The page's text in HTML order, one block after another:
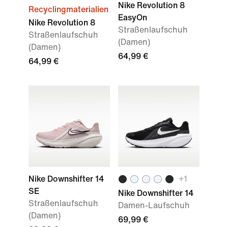
Recyclingmaterialien
Nike Revolution 8
Straßenlaufschuh
(Damen)
64,99 €
Nike Revolution 8
EasyOn
Straßenlaufschuh
(Damen)
64,99 €
Nike Downshifter 14
SE
Straßenlaufschuh
(Damen)
+1
Nike Downshifter 14
Damen-Laufschuh
69,99 €